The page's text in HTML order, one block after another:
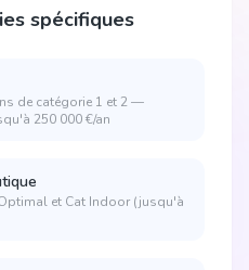
spécifiques
de catégorie 1 et 2 —
250 000 €/an
et Cat Indoor (jusqu'à